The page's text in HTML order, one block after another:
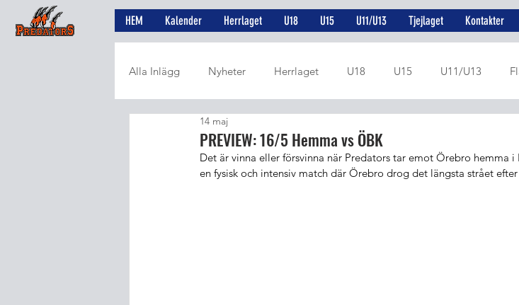
HEM Kalender Herrlaget U18 U15 U11/U13 Tjejlaget Kontakter
Alla Inlägg Nyheter Herrlaget U18 U15 U11/U13
Utvalt från SWE3
PREVIEW: 16/5 Hemma vs ÖBK
14 maj
Det är vinna eller försvinna när Predators tar emot Örebro hemma
en fysisk och intensiv match där Örebro drog det längsta strået